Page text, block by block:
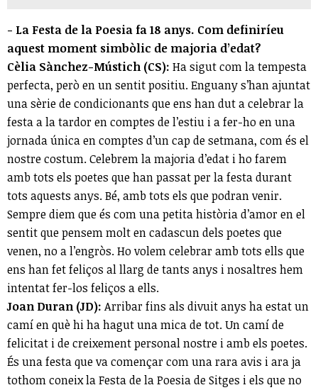
- La Festa de la Poesia fa 18 anys. Com definiríeu
aquest moment simbòlic de majoria d’edat?
Cèlia Sànchez-Mústich (CS): Ha sigut com la tempesta
perfecta, però en un sentit positiu. Enguany s’han ajuntat
una sèrie de condicionants que ens han dut a celebrar la
festa a la tardor en comptes de l’estiu i a fer-ho en una
jornada única en comptes d’un cap de setmana, com és el
nostre costum. Celebrem la majoria d’edat i ho farem
amb tots els poetes que han passat per la festa durant
tots aquests anys. Bé, amb tots els que podran venir.
Sempre diem que és com una petita història d’amor en el
sentit que pensem molt en cadascun dels poetes que
venen, no a l’engròs. Ho volem celebrar amb tots ells que
ens han fet feliços al llarg de tants anys i nosaltres hem
intentat fer-los feliços a ells.
Joan Duran (JD): Arribar fins als divuit anys ha estat un
camí en què hi ha hagut una mica de tot. Un camí de
felicitat i de creixement personal nostre i amb els poetes.
És una festa que va començar com una rara avis i ara ja
tothom coneix la Festa de la Poesia de Sitges i els que no